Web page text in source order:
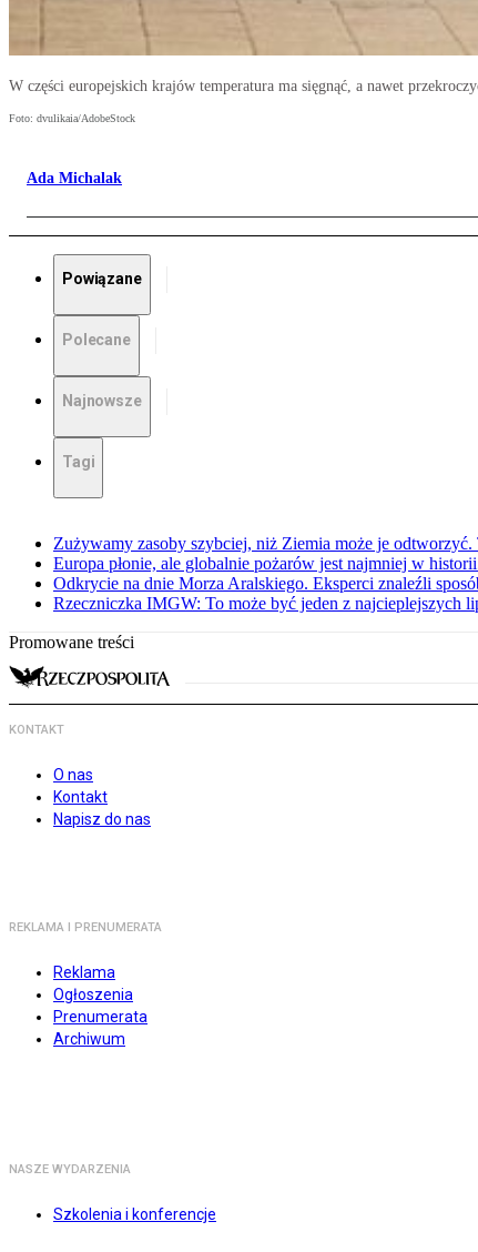
W części europejskich krajów temperatura ma sięgnąć, a nawet
Foto: dvulikaia/AdobeStock
Ada Michalak
Powiązane
Polecane
Najnowsze
Tagi
Zużywamy zasoby szybciej, niż Ziemia może je
Europa płonie, ale globalnie pożarów jest najmniej w
Odkrycie na dnie Morza Aralskiego. Eksperci znaleźli
Rzeczniczka IMGW: To może być jeden z najcieplejszych
Promowane treści
KONTAKT
O nas
Kontakt
Napisz do nas
REKLAMA I PRENUMERATA
Reklama
Ogłoszenia
Prenumerata
Archiwum
NASZE WYDARZENIA
Szkolenia i konferencje